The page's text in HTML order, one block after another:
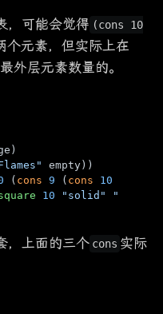
，可能会觉得 (cons 10
个元素，但实际上在
外层元素数量的。
empty))
( cons 9 ( cons 10
10 "solid" "blue"
，上面的三个 cons 实际